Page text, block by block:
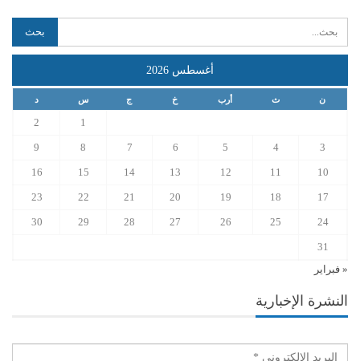
أغسطس 2026
ن ث أرب خ ج س د
1
2
3
4
5
6
7
8
9
10
11
12
13
14
15
16
17
18
19
20
21
22
23
24
25
26
27
28
29
30
31
« فبراير
النشرة الإخبارية